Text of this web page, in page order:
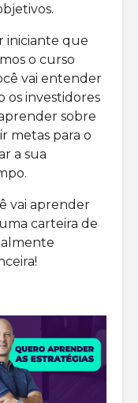
iniciante que
o curso
vai entender
os investidores
sobre
metas para o
a sua
vai aprender
carteira de